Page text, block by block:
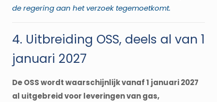
de regering aan het verzoek tegemoetkomt.
4. Uitbreiding OSS, deels al van 1
januari 2027
De OSS wordt waarschijnlijk vanaf 1 januari 2027
al uitgebreid voor leveringen van gas,